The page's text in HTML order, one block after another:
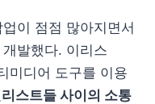
이 점점 많아지면서
발했다. 이리스
미디어 도구를 이용
스트들 사이의 소통